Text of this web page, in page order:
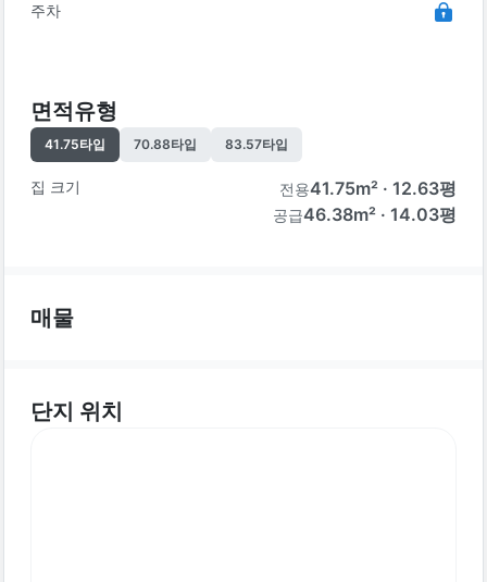
주차
면적유형
41.75타입 70.88타입 83.57타입
집 크기 전용41.75m² · 12.63평
공급46.38m² · 14.03평
매물
단지 위치